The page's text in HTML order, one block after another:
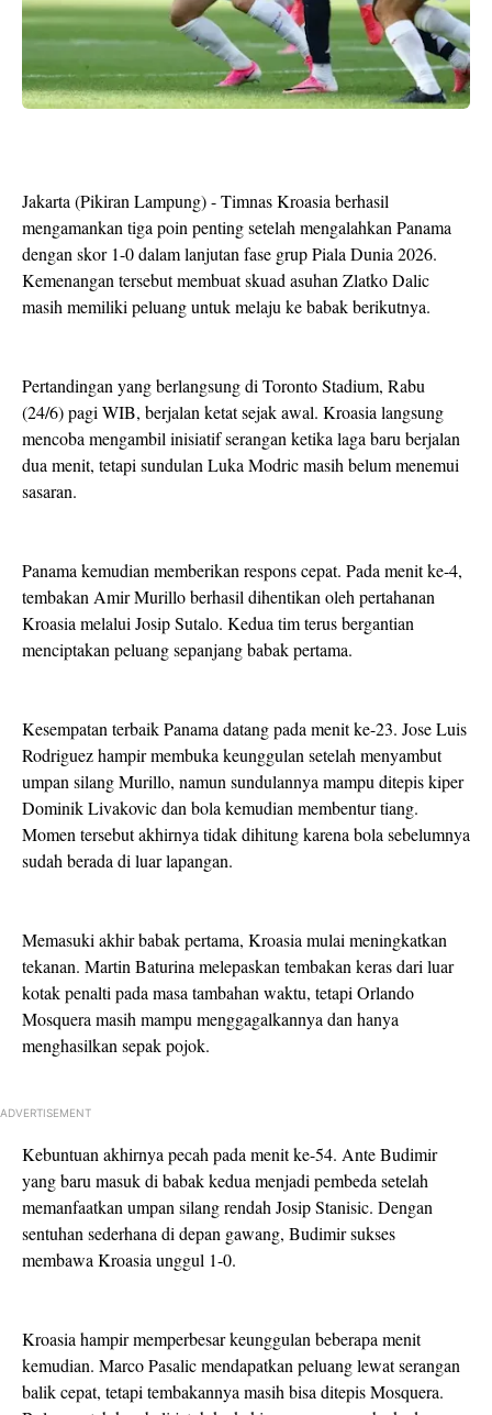
Jakarta (Pikiran Lampung) - Timnas Kroasia berhasil
mengamankan tiga poin penting setelah mengalahkan Panama
dengan skor 1-0 dalam lanjutan fase grup Piala Dunia 2026.
Kemenangan tersebut membuat skuad asuhan Zlatko Dalic
masih memiliki peluang untuk melaju ke babak berikutnya.
Pertandingan yang berlangsung di Toronto Stadium, Rabu
(24/6) pagi WIB, berjalan ketat sejak awal. Kroasia langsung
mencoba mengambil inisiatif serangan ketika laga baru berjalan
dua menit, tetapi sundulan Luka Modric masih belum menemui
sasaran.
Panama kemudian memberikan respons cepat. Pada menit ke-4,
tembakan Amir Murillo berhasil dihentikan oleh pertahanan
Kroasia melalui Josip Sutalo. Kedua tim terus bergantian
menciptakan peluang sepanjang babak pertama.
Kesempatan terbaik Panama datang pada menit ke-23. Jose Luis
Rodriguez hampir membuka keunggulan setelah menyambut
umpan silang Murillo, namun sundulannya mampu ditepis kiper
Dominik Livakovic dan bola kemudian membentur tiang.
Momen tersebut akhirnya tidak dihitung karena bola sebelumnya
sudah berada di luar lapangan.
Memasuki akhir babak pertama, Kroasia mulai meningkatkan
tekanan. Martin Baturina melepaskan tembakan keras dari luar
kotak penalti pada masa tambahan waktu, tetapi Orlando
Mosquera masih mampu menggagalkannya dan hanya
menghasilkan sepak pojok.
ADVERTISEMENT
Kebuntuan akhirnya pecah pada menit ke-54. Ante Budimir
yang baru masuk di babak kedua menjadi pembeda setelah
memanfaatkan umpan silang rendah Josip Stanisic. Dengan
sentuhan sederhana di depan gawang, Budimir sukses
membawa Kroasia unggul 1-0.
Kroasia hampir memperbesar keunggulan beberapa menit
kemudian. Marco Pasalic mendapatkan peluang lewat serangan
balik cepat, tetapi tembakannya masih bisa ditepis Mosquera.